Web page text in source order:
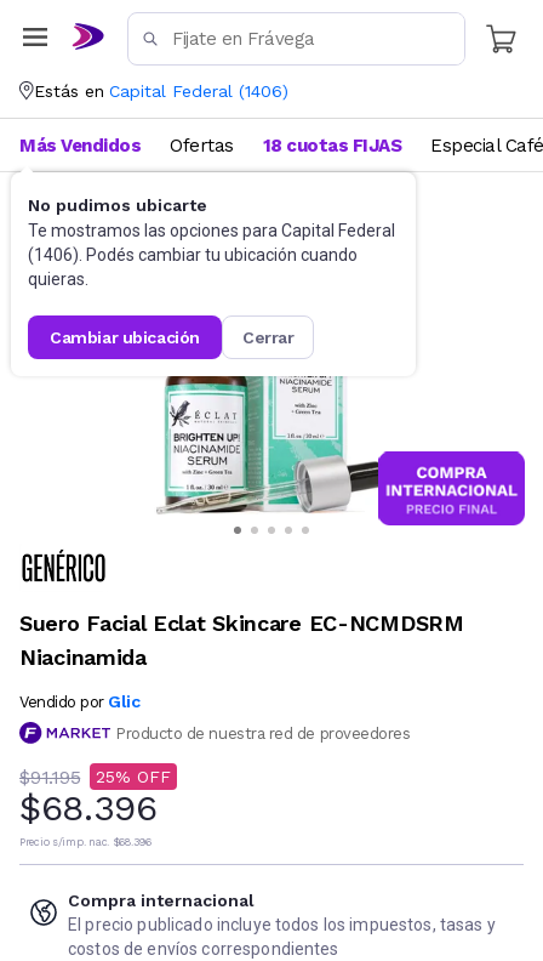
Estás en Capital Federal (1406)
No pudimos ubicarte
Te mostramos las opciones para Capital Federal
(1406). Podés cambiar tu ubicación cuando
quieras.
cambiar ubicación cerrar
Más Vendidos Ofertas 18 cuotas FIJAS Especial Café
Dermocosmética Serums y Boosters
Suero Facial Eclat Skincare EC-NCMDSRM
Niacinamida
Vendido por Glic
Producto de nuestra red de proveedores
$91.195 25
$68.396
Precio s/imp. nac. $68.396
Compra internacional
El precio publicado incluye todos los impuestos, tasas y
costos de envíos correspondientes